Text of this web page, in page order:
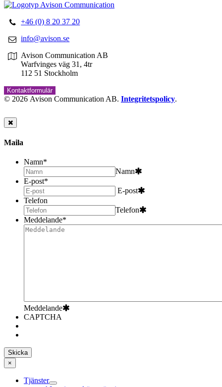
+46 (0) 8 20 37 20
info@avison.se
Avison Communication AB
Warfvinges väg 31, 4tr
112 51 Stockholm
Kontaktformulär
© 2026 Avison Communication AB. Integritetspolicy.
Maila
Namn*
Namn
E-post*
E-post
Telefon
Telefon
Meddelande*
Meddelande
CAPTCHA
×
Tjänster